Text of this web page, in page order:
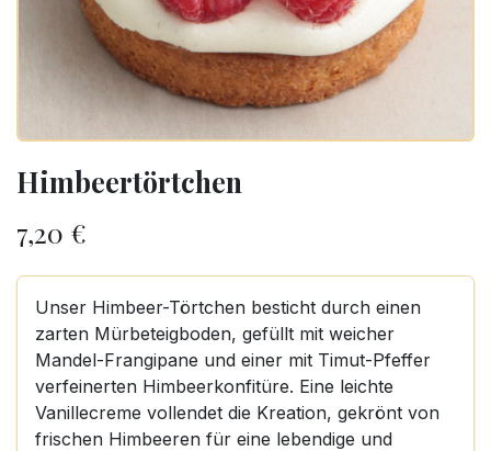
Himbeertörtchen
7,20 €
Unser Himbeer-Törtchen besticht durch einen
zarten Mürbeteigboden, gefüllt mit weicher
Mandel-Frangipane und einer mit Timut-Pfeffer
verfeinerten Himbeerkonfitüre. Eine leichte
Vanillecreme vollendet die Kreation, gekrönt von
frischen Himbeeren für eine lebendige und